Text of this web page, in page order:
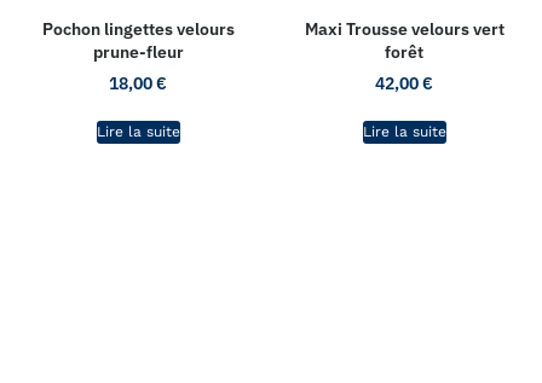
Pochon lingettes velours
prune-fleur
18,00€
Lire la suite
Maxi Trousse velours vert
forêt
42,00€
Lire la suite